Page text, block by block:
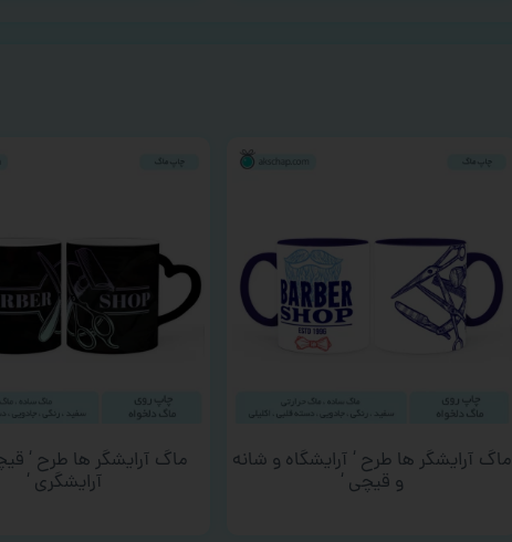
ماگ آرایشگر ها طرح ‘ آرایشگاه و شانه
و قیچی ‘
ماگ آرایشگر ها طرح ‘
آرایشگری ‘